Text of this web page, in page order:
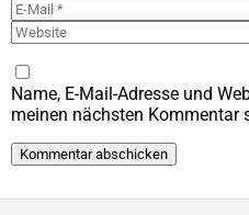
Name, E-Mail-Adresse und
meinen nächsten Kommentar